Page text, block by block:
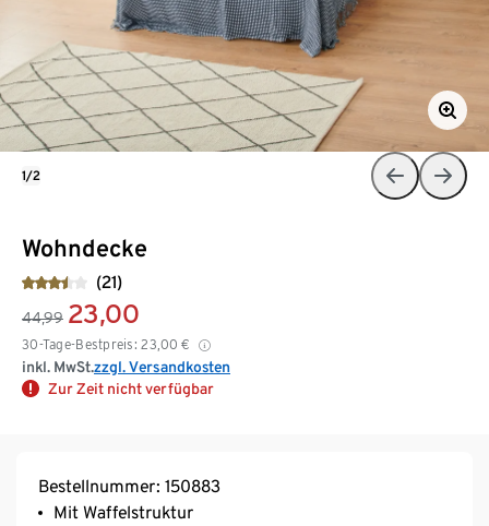
Wohndecke
(21)
44,99 23,00
30-Tage-Bestpreis: 23,00 €
inkl. MwSt.zzgl. Versandkosten
Zur Zeit nicht verfügbar
1/2
Bestellnummer: 150883
Mit Waffelstruktur